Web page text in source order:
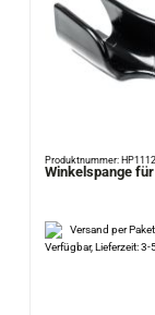
Produktnummer:
Winkelspange
Versand per
Verfügbar, Lieferzeit: